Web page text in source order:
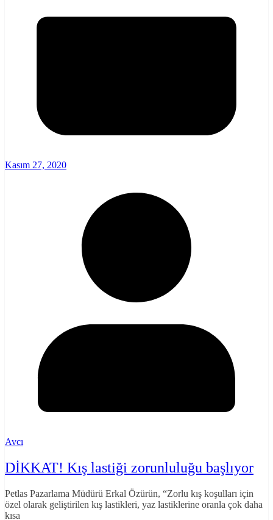
Kasım 27, 2020
Avcı
DİKKAT! Kış lastiği zorunluluğu başlıyor
Petlas Pazarlama Müdürü Erkal Özürün, “Zorlu kış koşulları için
özel olarak geliştirilen kış lastikleri, yaz lastiklerine oranla çok daha
kısa